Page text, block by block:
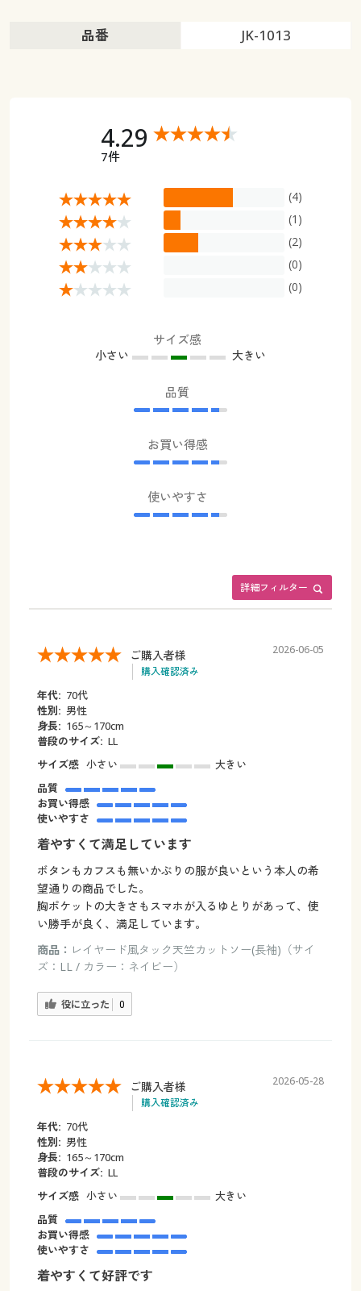
品番 JK-1013
4.29
7件
(4)
(1)
(2)
(0)
(0)
サイズ感
小さい 大きい
品質
お買い得感
使いやすさ
詳細フィルター
ご購入者様
購入確認済み
2026-06-05
年代: 70代
性別: 男性
身長: 165～170cm
普段のサイズ: LL
サイズ感 小さい
大きい
品質
お買い得感
使いやすさ
着やすくて満足しています
ボタンもカフスも無いかぶりの服が良いという本人の希
望通りの商品でした。
胸ポケットの大きさもスマホが入るゆとりがあって、使
い勝手が良く、満足しています。
商品： レイヤード風タック天竺カットソー(長袖)（サイ
ズ：LL / カラー：ネイビー）
役に立った 0
ご購入者様
購入確認済み
2026-05-28
年代: 70代
性別: 男性
身長: 165～170cm
普段のサイズ: LL
サイズ感 小さい
大きい
品質
お買い得感
使いやすさ
着やすくて好評です